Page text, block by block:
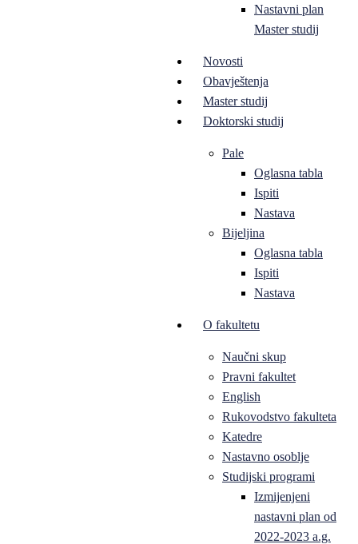
Nastavni plan
Master studij
Novosti
Obavještenja
Master studij
Doktorski studij
Pale
Oglasna tabla
Ispiti
Nastava
Bijeljina
Oglasna tabla
Ispiti
Nastava
O fakultetu
Naučni skup
Pravni fakultet
English
Rukovodstvo fakulteta
Katedre
Nastavno osoblje
Studijski programi
Izmijenjeni
nastavni plan od
2022-2023 a.g.